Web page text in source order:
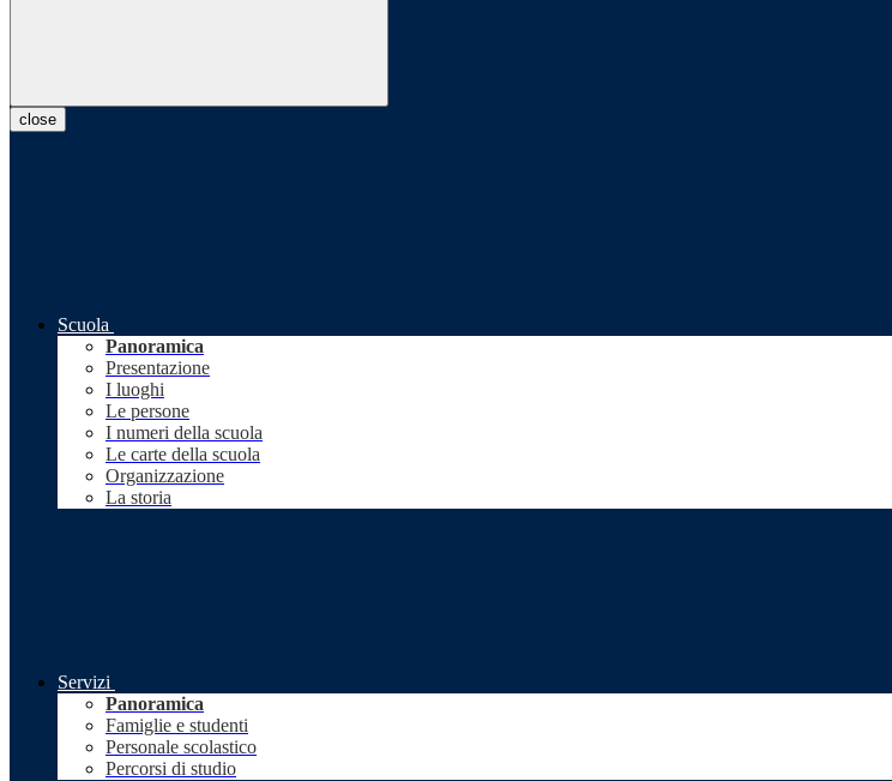
close
Scuola
Panoramica
Presentazione
I luoghi
Le persone
I numeri della scuola
Le carte della scuola
Organizzazione
La storia
Servizi
Panoramica
Famiglie e studenti
Personale scolastico
Percorsi di studio